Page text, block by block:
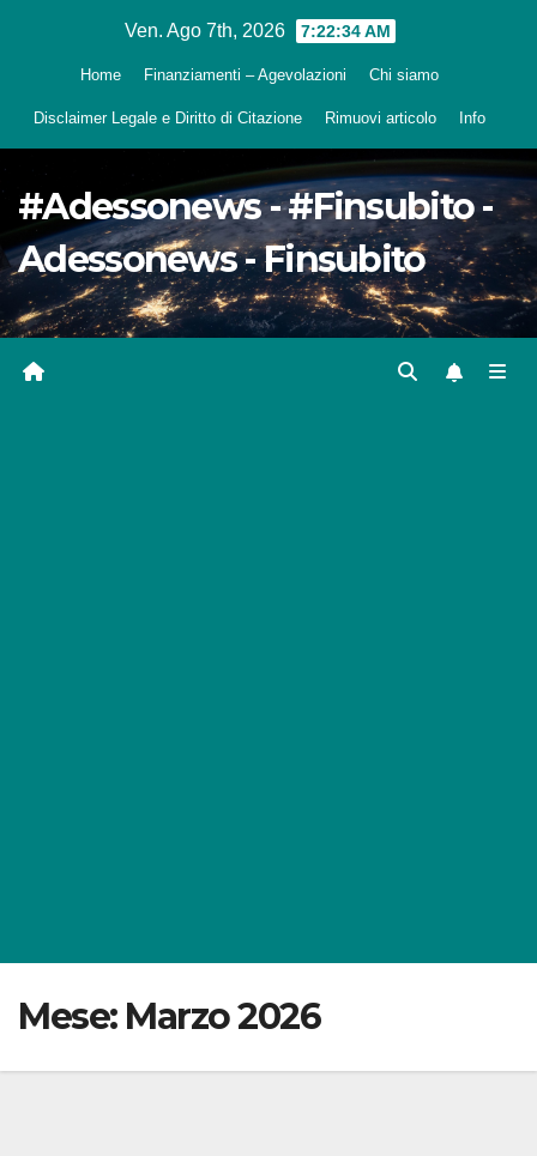
Ven. Ago 7th, 2026 7:22:35 AM
Home Finanziamenti – Agevolazioni Chi siamo
Disclaimer Legale e Diritto di Citazione Rimuovi articolo Info
#Adessonews - #Finsubito -
Adessonews - Finsubito
Mese: Marzo 2026